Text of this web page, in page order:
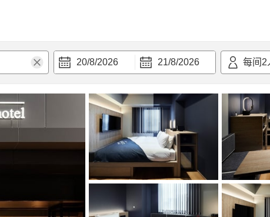
20/8/2026 21/8/2026 每间 2